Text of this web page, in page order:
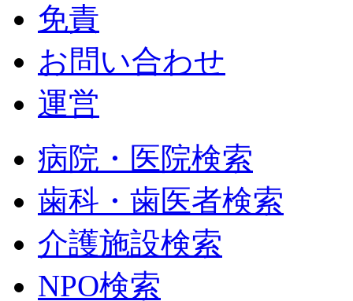
免責
お問い合わせ
運営
病院・医院検索
歯科・歯医者検索
介護施設検索
NPO検索